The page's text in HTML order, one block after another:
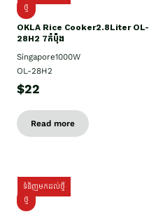
ថ្មិ
OKLA Rice Cooker2.8Liter OL-
28H2 7កំប៉ុង
Singapore1000W
OL-28H2
$22
Read more
ទំនិញមកដល់ថ្មី
ថ្មី